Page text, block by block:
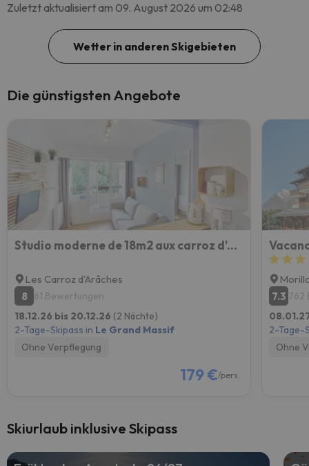
Zuletzt aktualisiert am 09. August 2026 um 02:48
Wetter in anderen Skigebieten
Die günstigsten Angebote
Studio moderne de 18m2 aux carroz d'arâches
Les Carroz d'Arâches
8
61 Bewertungen
18.12.26 bis 20.12.26 (2 Nächte)
2-Tage-Skipass in Le Grand Massif
Ohne Verpflegung
179 €/pers.
7.3 762
2-Tage-
Ohne
Skiurlaub inklusive Skipass